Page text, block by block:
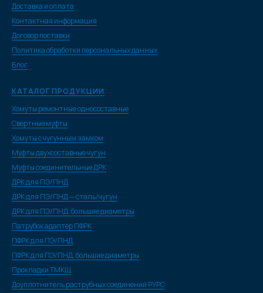
Доставка и оплата
Контактная информация
Договор поставки
Политика обработки персональных данных
Блог
КАТАЛОГ ПРОДУКЦИИ
Хомуты ремонтные односоставные
Свёртные муфты
Хомуты с чугунным замком
Муфты двухсоставные чугун
Муфты соединительные ДРК
ДРК для ПЭ/ПНД
ДРК для ПЭ/ПНД — сталь/чугун
ДРК для ПЭ/ПНД, большие диаметры
Патрубок адаптер ПФРК
ПФРК для ПЭ/ПНД
ПФРК для ПЭ/ПНД, большие диаметры
Прокладки ТМКЩ
Доуплотнитель раструбных соединений РУРС